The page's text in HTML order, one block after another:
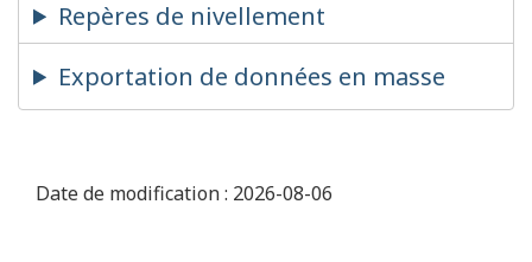
Repères de nivellement
Exportation de données en masse
Date de modification : 2026-08-06